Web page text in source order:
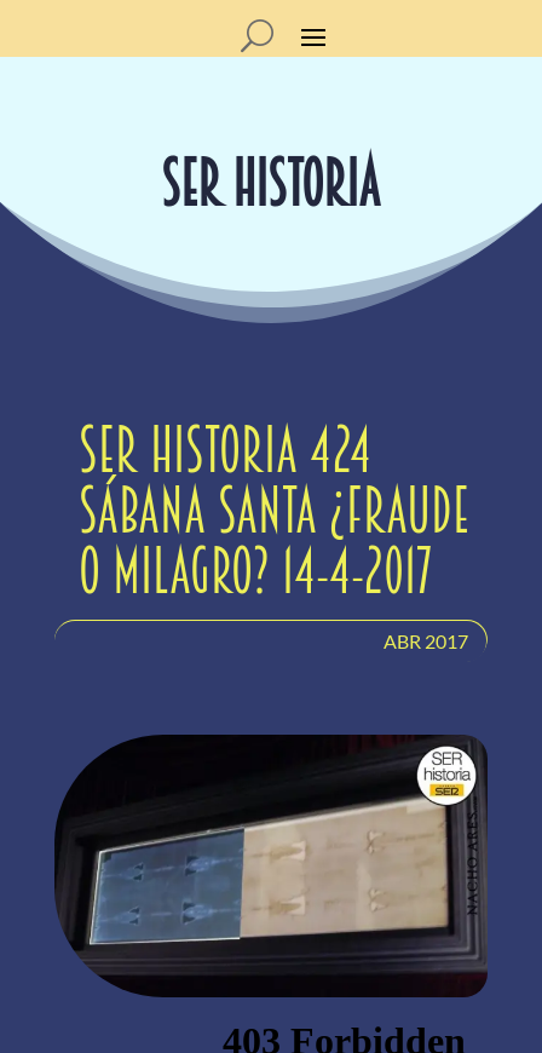
SER HISTORIA
Ser Historia 424
Sábana Santa ¿Fraude
o milagro? 14-4-2017
ABR 2017